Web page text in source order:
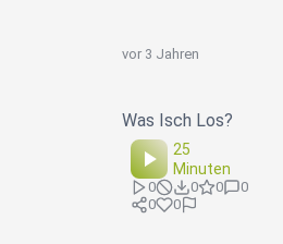
vor 3 Jahren
Was Isch Los?
25
Minuten
0 0 0
0
0
0